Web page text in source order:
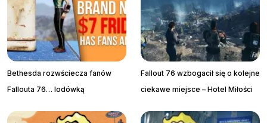
Bethesda rozwściecza fanów
Fallouta 76… lodówką
Fallout 76 wzbogacił się o kolejne
ciekawe miejsce – Hotel Miłości